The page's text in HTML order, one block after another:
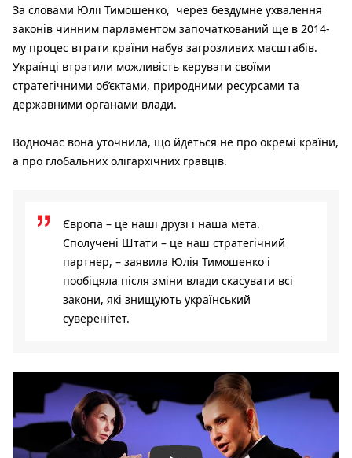
За словами Юлії Тимошенко, через бездумне ухвалення
законів чинним парламентом започаткований ще в 2014-
му процес втрати країни набув загрозливих масштабів.
Українці втратили можливість керувати своїми
стратегічними об’єктами, природними ресурсами та
державними органами влади.
Водночас вона уточнила, що йдеться не про окремі країни,
а про глобальних олігархічних гравців.
Європа – це наші друзі і наша мета.
Сполучені Штати – це наш стратегічний
партнер, – заявила Юлія Тимошенко і
пообіцяла після зміни влади скасувати всі
закони, які знищують український
суверенітет.